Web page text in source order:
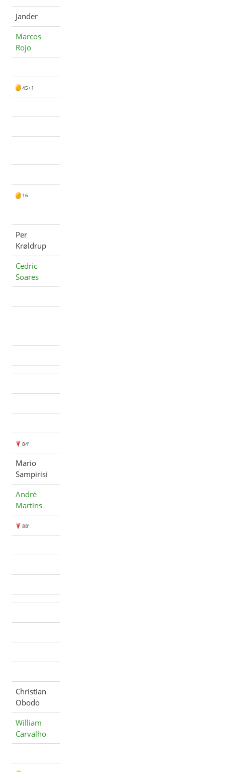
Jander
Marcos
Rojo
45+1
16
Per
Krøldrup
Cedric
Soares
84'
Mario
Sampirisi
André
Martins
88'
Christian
Obodo
William
Carvalho